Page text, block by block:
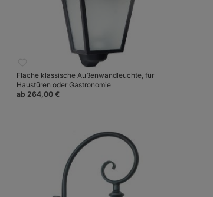
Flache klassische Außenwandleuchte, für
Haustüren oder Gastronomie
ab 264,00 €